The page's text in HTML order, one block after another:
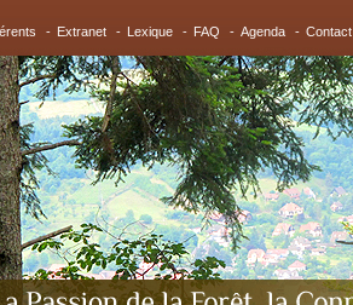
- Extranet - Lexique - FAQ - Agenda - Contact